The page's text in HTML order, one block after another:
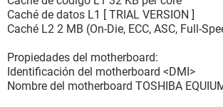
Caché de datos L1 [ TRIAL VERSION ]
Caché L2 2 MB (On-Die, ECC, ASC, Full-
Propiedades del motherboard:
Identificación del motherboard <DMI>
Nombre del motherboard TOSHIBA